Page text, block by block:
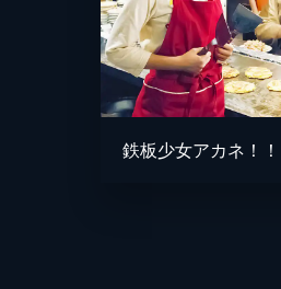
鉄板少女アカネ！！